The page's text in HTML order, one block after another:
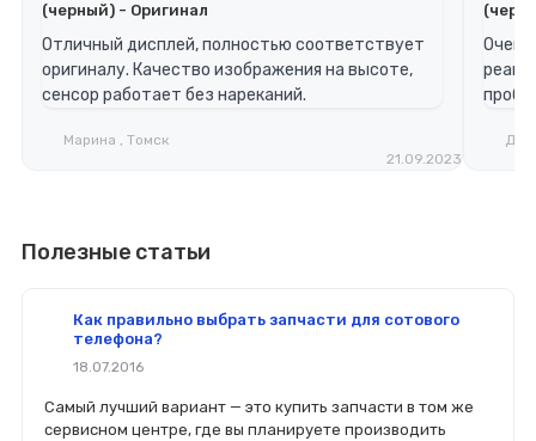
(черный) - Оригинал
Отличный дисплей, полностью соответствует
оригиналу. Качество изображения на высоте,
сенсор работает без нареканий.
Марина , Томск
21.09.2023
Очень
Полезные статьи
Как правильно выбрать запчасти для сотового
телефона?
18.07.2016
Самый лучший вариант — это купить запчасти в том же
сервисном центре, где вы планируете производить